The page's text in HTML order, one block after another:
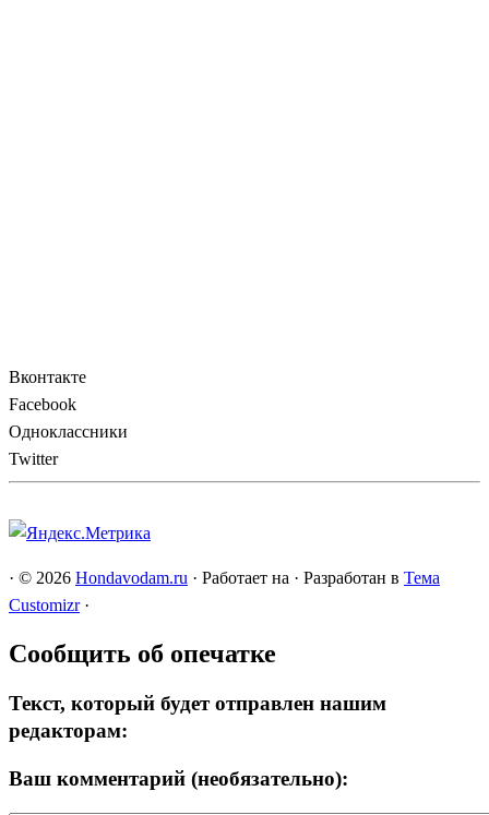
Вконтакте
Facebook
Одноклассники
Twitter
· © 2026 Hondavodam.ru · Работает на · Разработан в Тема
Customizr ·
Сообщить об опечатке
Текст, который будет отправлен нашим
редакторам:
Ваш комментарий (необязательно):